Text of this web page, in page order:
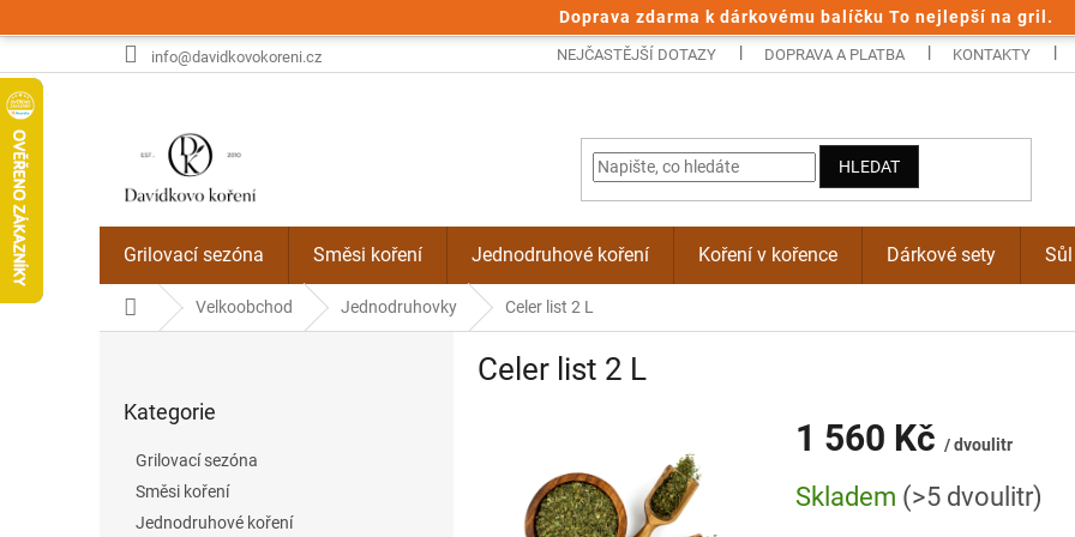
Doprava zdarma k dárkovému balíčku To nejlepší na gril.
na
info@davidkovokoreni.cz NEJČASTĚJŠÍ DOTAZY DOPRAVA A PLATBA KONTAKTY
HLEDAT
Grilovací sezóna Směsi koření Jednodruhové koření Koření v kořence Dárkové sety Sůl
Domů Velkoobchod Jednodruhovky Celer list 2 L
kategorie
Kategorie
Grilovací sezóna
Směsi koření
Jednodruhové koření
Celer list 2 L
1 560 Kč / dvoulitr
cena:
Skladem (>5 dvoulitr)